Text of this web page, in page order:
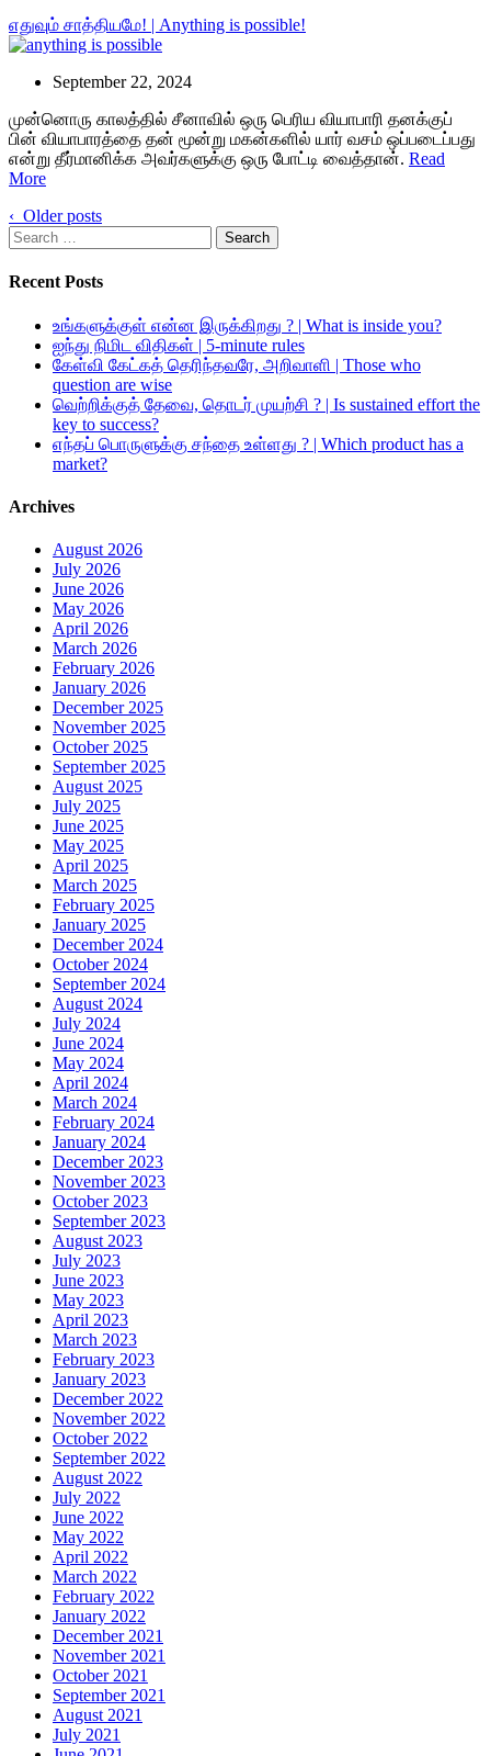
எதுவும் சாத்தியமே! | Anything is possible!
September 22, 2024
முன்னொரு காலத்தில் சீனாவில் ஒரு பெரிய வியாபாரி தனக்குப்
பின் வியாபாரத்தை தன் மூன்று மகன்களில் யார் வசம் ஒப்படைப்பது
என்று தீர்மானிக்க அவர்களுக்கு ஒரு போட்டி வைத்தான். Read
More
‹ Older posts
Search
for:
Recent Posts
உங்களுக்குள் என்ன இருக்கிறது ? | What is inside you?
ஐந்து நிமிட விதிகள் | 5-minute rules
கேள்வி கேட்கத் தெரிந்தவரே, அறிவாளி | Those who
question are wise
வெற்றிக்குத் தேவை, தொடர் முயற்சி ? | Is sustained effort the
key to success?
எந்தப் பொருளுக்கு சந்தை உள்ளது ? | Which product has a
market?
Archives
August 2026
July 2026
June 2026
May 2026
April 2026
March 2026
February 2026
January 2026
December 2025
November 2025
October 2025
September 2025
August 2025
July 2025
June 2025
May 2025
April 2025
March 2025
February 2025
January 2025
December 2024
October 2024
September 2024
August 2024
July 2024
June 2024
May 2024
April 2024
March 2024
February 2024
January 2024
December 2023
November 2023
October 2023
September 2023
August 2023
July 2023
June 2023
May 2023
April 2023
March 2023
February 2023
January 2023
December 2022
November 2022
October 2022
September 2022
August 2022
July 2022
June 2022
May 2022
April 2022
March 2022
February 2022
January 2022
December 2021
November 2021
October 2021
September 2021
August 2021
July 2021